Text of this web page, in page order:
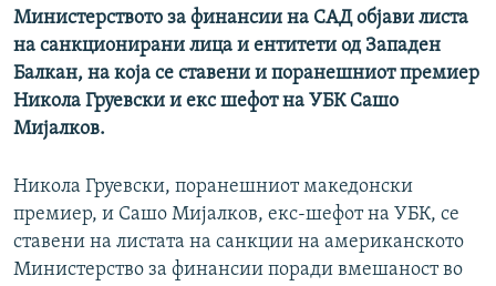
Министерството за финансии на САД објави листа
на санкционирани лица и ентитети од Западен
Балкан, на која се ставени и поранешниот премиер
Никола Груевски и екс шефот на УБК Сашо
Мијалков.
Никола Груевски, поранешниот македонски
премиер, и Сашо Мијалков, екс-шефот на УБК, се
ставени на листата на санкции на американското
Министерство за финансии поради вмешаност во